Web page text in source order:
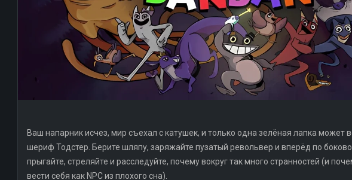
Ваш напарник исчез, мир съехал с катушек, и только одна зелёная лапка может
шериф Тодстер. Берите шляпу, заряжайте пузатый револьвер и вперёд по
прыгайте, стреляйте и расследуйте, почему вокруг так много странностей (и
вести себя как NPC из плохого сна).